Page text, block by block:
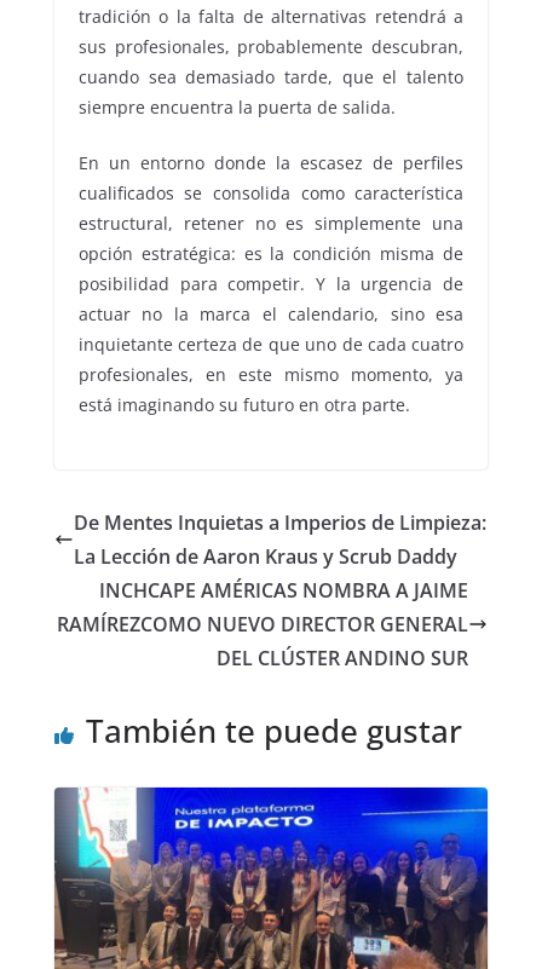
tradición o la falta de alternativas retendrá a
sus profesionales, probablemente descubran,
cuando sea demasiado tarde, que el talento
siempre encuentra la puerta de salida.
En un entorno donde la escasez de perfiles
cualificados se consolida como característica
estructural, retener no es simplemente una
opción estratégica: es la condición misma de
posibilidad para competir. Y la urgencia de
actuar no la marca el calendario, sino esa
inquietante certeza de que uno de cada cuatro
profesionales, en este mismo momento, ya
está imaginando su futuro en otra parte.
De Mentes Inquietas a Imperios de Limpieza:
La Lección de Aaron Kraus y Scrub Daddy
INCHCAPE AMÉRICAS NOMBRA A JAIME
RAMÍREZCOMO NUEVO DIRECTOR GENERAL
DEL CLÚSTER ANDINO SUR
También te puede gustar